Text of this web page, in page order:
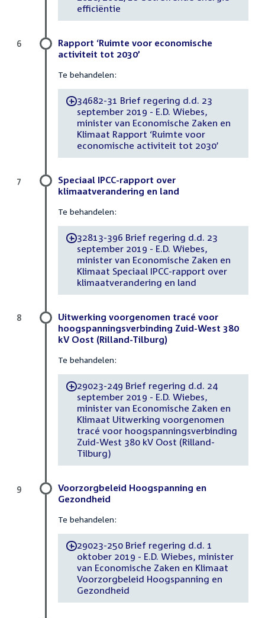
efficiëntie
Rapport ‘Ruimte voor economische
activiteit tot 2030’
Te behandelen:
-34682-31 Brief regering d.d. 23
september 2019 - E.D. Wiebes,
minister van Economische Zaken en
Klimaat Rapport ‘Ruimte voor
economische activiteit tot 2030’
6
Speciaal IPCC-rapport over
klimaatverandering en land
Te behandelen:
-32813-396 Brief regering d.d. 23
september 2019 - E.D. Wiebes,
minister van Economische Zaken en
Klimaat Speciaal IPCC-rapport over
klimaatverandering en land
7
Uitwerking voorgenomen tracé voor
hoogspanningsverbinding Zuid-West 380
kV Oost (Rilland-Tilburg)
Te behandelen:
-29023-249 Brief regering d.d. 24
september 2019 - E.D. Wiebes,
minister van Economische Zaken en
Klimaat Uitwerking voorgenomen
tracé voor hoogspanningsverbinding
Zuid-West 380 kV Oost (Rilland-
Tilburg)
8
Voorzorgbeleid Hoogspanning en
Gezondheid
Te behandelen:
-29023-250 Brief regering d.d. 1
oktober 2019 - E.D. Wiebes, minister
van Economische Zaken en Klimaat
Voorzorgbeleid Hoogspanning en
Gezondheid
9